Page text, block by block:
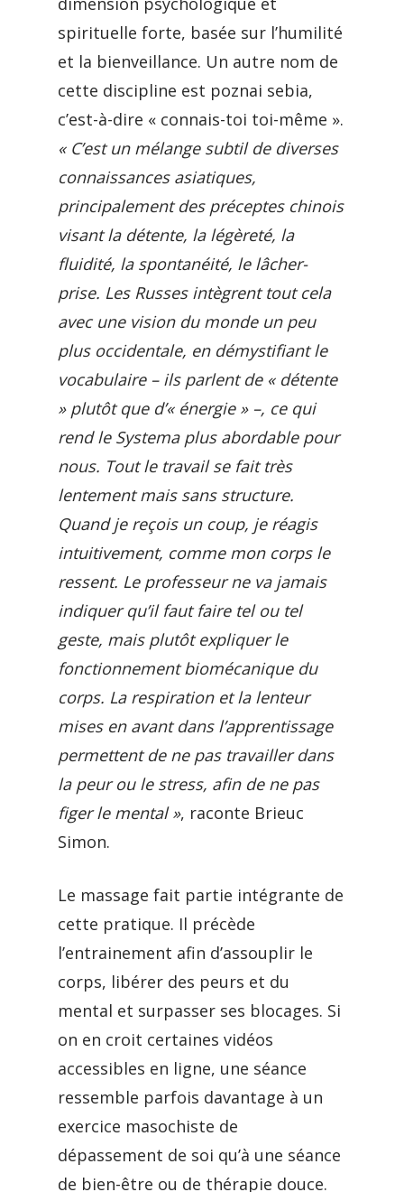
spirituelle forte, basée sur l’humilité
et la bienveillance. Un autre nom de
cette discipline est poznai sebia,
c’est-à-dire « connais-toi toi-même ».
« C’est un mélange subtil de diverses
connaissances asiatiques,
principalement des préceptes chinois
visant la détente, la légèreté, la
fluidité, la spontanéité, le lâcher-
prise. Les Russes intègrent tout cela
avec une vision du monde un peu
plus occidentale, en démystifiant le
vocabulaire – ils parlent de « détente
» plutôt que d’« énergie » –, ce qui
rend le Systema plus abordable pour
nous. Tout le travail se fait très
lentement mais sans structure.
Quand je reçois un coup, je réagis
intuitivement, comme mon corps le
ressent. Le professeur ne va jamais
indiquer qu’il faut faire tel ou tel
geste, mais plutôt expliquer le
fonctionnement biomécanique du
corps. La respiration et la lenteur
mises en avant dans l’apprentissage
permettent de ne pas travailler dans
la peur ou le stress, afin de ne pas
figer le mental », raconte Brieuc
Simon.
Le massage fait partie intégrante de
cette pratique. Il précède
l’entrainement afin d’assouplir le
corps, libérer des peurs et du
mental et surpasser ses blocages. Si
on en croit certaines vidéos
accessibles en ligne, une séance
ressemble parfois davantage à un
exercice masochiste de
dépassement de soi qu’à une séance
de bien-être ou de thérapie douce.